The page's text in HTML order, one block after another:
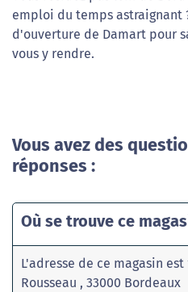
emploi du temps astraignant
d'ouverture de Damart pour
vous y rendre.
Vous avez des
réponses :
Où se trouve ce
L'adresse de ce magasin est
Rousseau , 33000 Bordeaux